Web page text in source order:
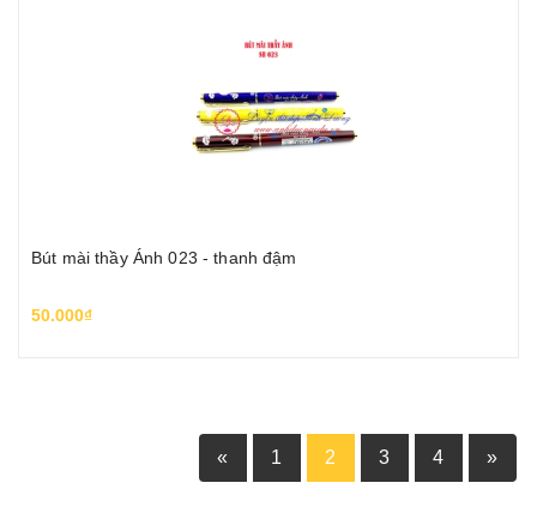
Bút mài thầy Ánh 023 - thanh đậm
50.000₫
« 1 2 3 4 »